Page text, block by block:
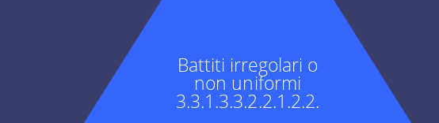
Battiti irregolari o
non uniformi
3.3.1.3.3.2.2.1.2.2.